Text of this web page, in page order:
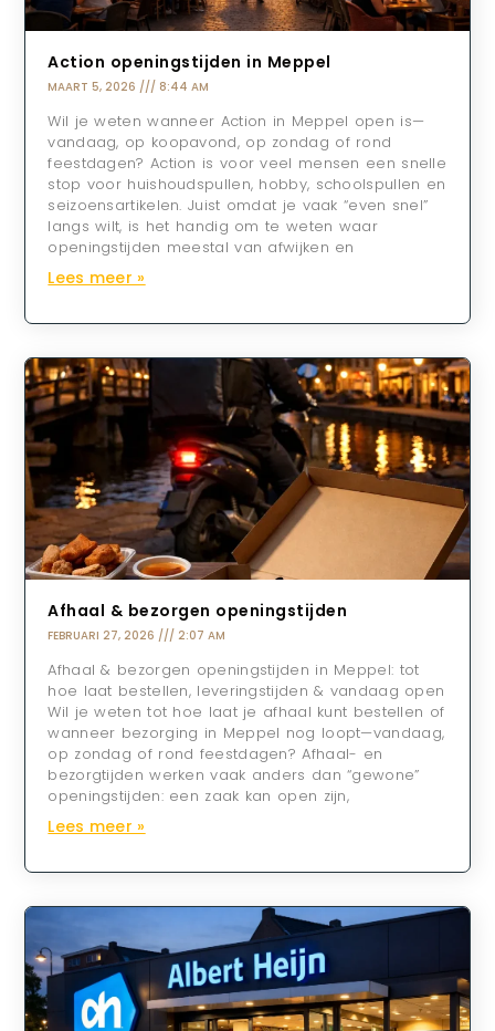
Action openingstijden in Meppel
MAART 5, 2026 8:44 AM
Wil je weten wanneer Action in Meppel open is—
vandaag, op koopavond, op zondag of rond
feestdagen? Action is voor veel mensen een snelle
stop voor huishoudspullen, hobby, schoolspullen en
seizoensartikelen. Juist omdat je vaak “even snel”
langs wilt, is het handig om te weten waar
openingstijden meestal van afwijken en
Lees meer »
Afhaal & bezorgen openingstijden
FEBRUARI 27, 2026 2:07 AM
Afhaal & bezorgen openingstijden in Meppel: tot
hoe laat bestellen, leveringstijden & vandaag open
Wil je weten tot hoe laat je afhaal kunt bestellen of
wanneer bezorging in Meppel nog loopt—vandaag,
op zondag of rond feestdagen? Afhaal- en
bezorgtijden werken vaak anders dan “gewone”
openingstijden: een zaak kan open zijn,
Lees meer »